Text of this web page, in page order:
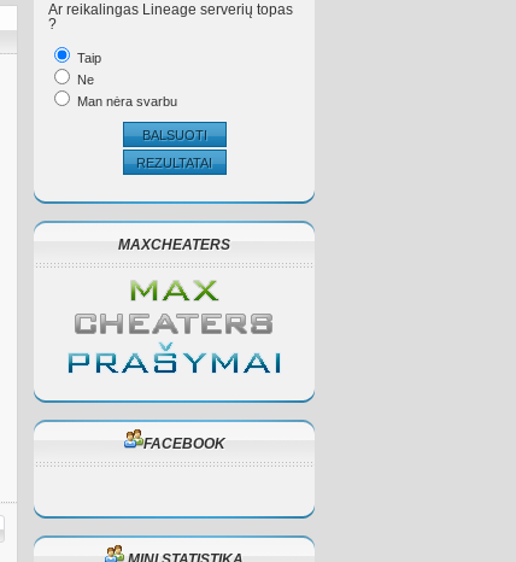
Ar reikalingas Lineage serverių topas
?
Taip
Ne
Man nėra svarbu
BALSUOTI
REZULTATAI
MAXCHEATERS
FACEBOOK